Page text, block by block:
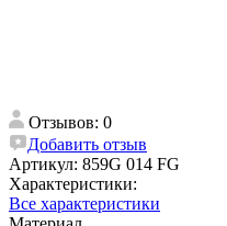
Отзывов: 0
Добавить отзыв
Артикул: 859G 014 FG
Характеристики:
Все характеристики